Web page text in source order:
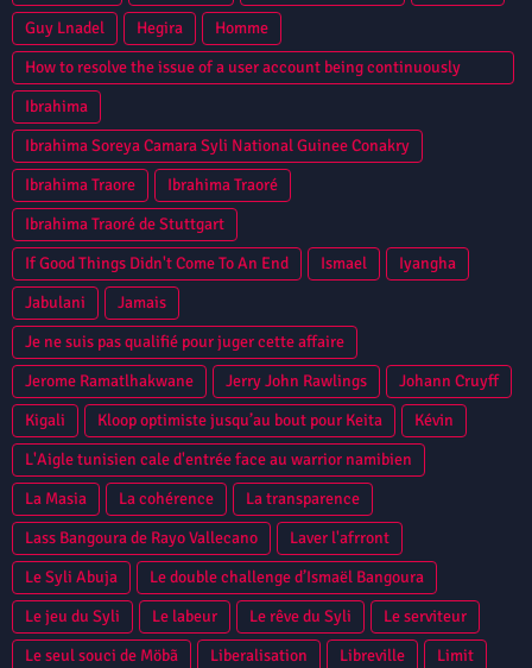
Guy Lnadel
Hegira
Homme
How to resolve the issue of a user account being continuously
locked in Oracle Database?
Ibrahima
Ibrahima Soreya Camara Syli National Guinee Conakry
Ibrahima Traore
Ibrahima Traoré
Ibrahima Traoré de Stuttgart
If Good Things Didn't Come To An End
Ismael
Iyangha
Jabulani
Jamais
Je ne suis pas qualifié pour juger cette affaire
Jerome Ramatlhakwane
Jerry John Rawlings
Johann Cruyff
Kigali
Kloop optimiste jusqu’au bout pour Keita
Kévin
L'Aigle tunisien cale d'entrée face au warrior namibien
La Masia
La cohérence
La transparence
Lass Bangoura de Rayo Vallecano
Laver l'afrront
Le Syli Abuja
Le double challenge d’Ismaël Bangoura
Le jeu du Syli
Le labeur Le rêve du Syli
Le serviteur
Le seul souci de Möbã
Liberalisation Libreville
Limit